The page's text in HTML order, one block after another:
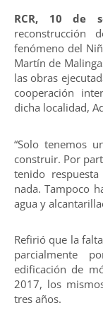
RCR, 10 de
reconstrucción
fenómeno del
Martín de
las obras
cooperación
dicha localidad,
“Solo tenemos
construir. Por
tenido
nada. Tampoco
agua y
Refirió que la
parcialmente
edificación de
2017, los
tres años.